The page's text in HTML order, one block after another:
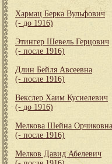
Хармац Берка Вульфович
(- до 1916)
Этингер Шевель Герцович
(- после 1916)
Длин Бейля Авсеевна
(- после 1916)
Векслер Хаим Кусиелевич
(- до 1916)
Мелкова Шейна Орчиковна
(- после 1916)
Мелков Давид Абелевич